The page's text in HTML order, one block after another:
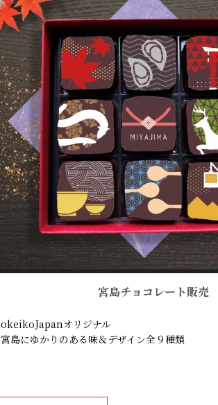
宮島チョコレート販売
okeikoJapanオリジナル
宮島にゆかりのある味＆デザイン全９種類